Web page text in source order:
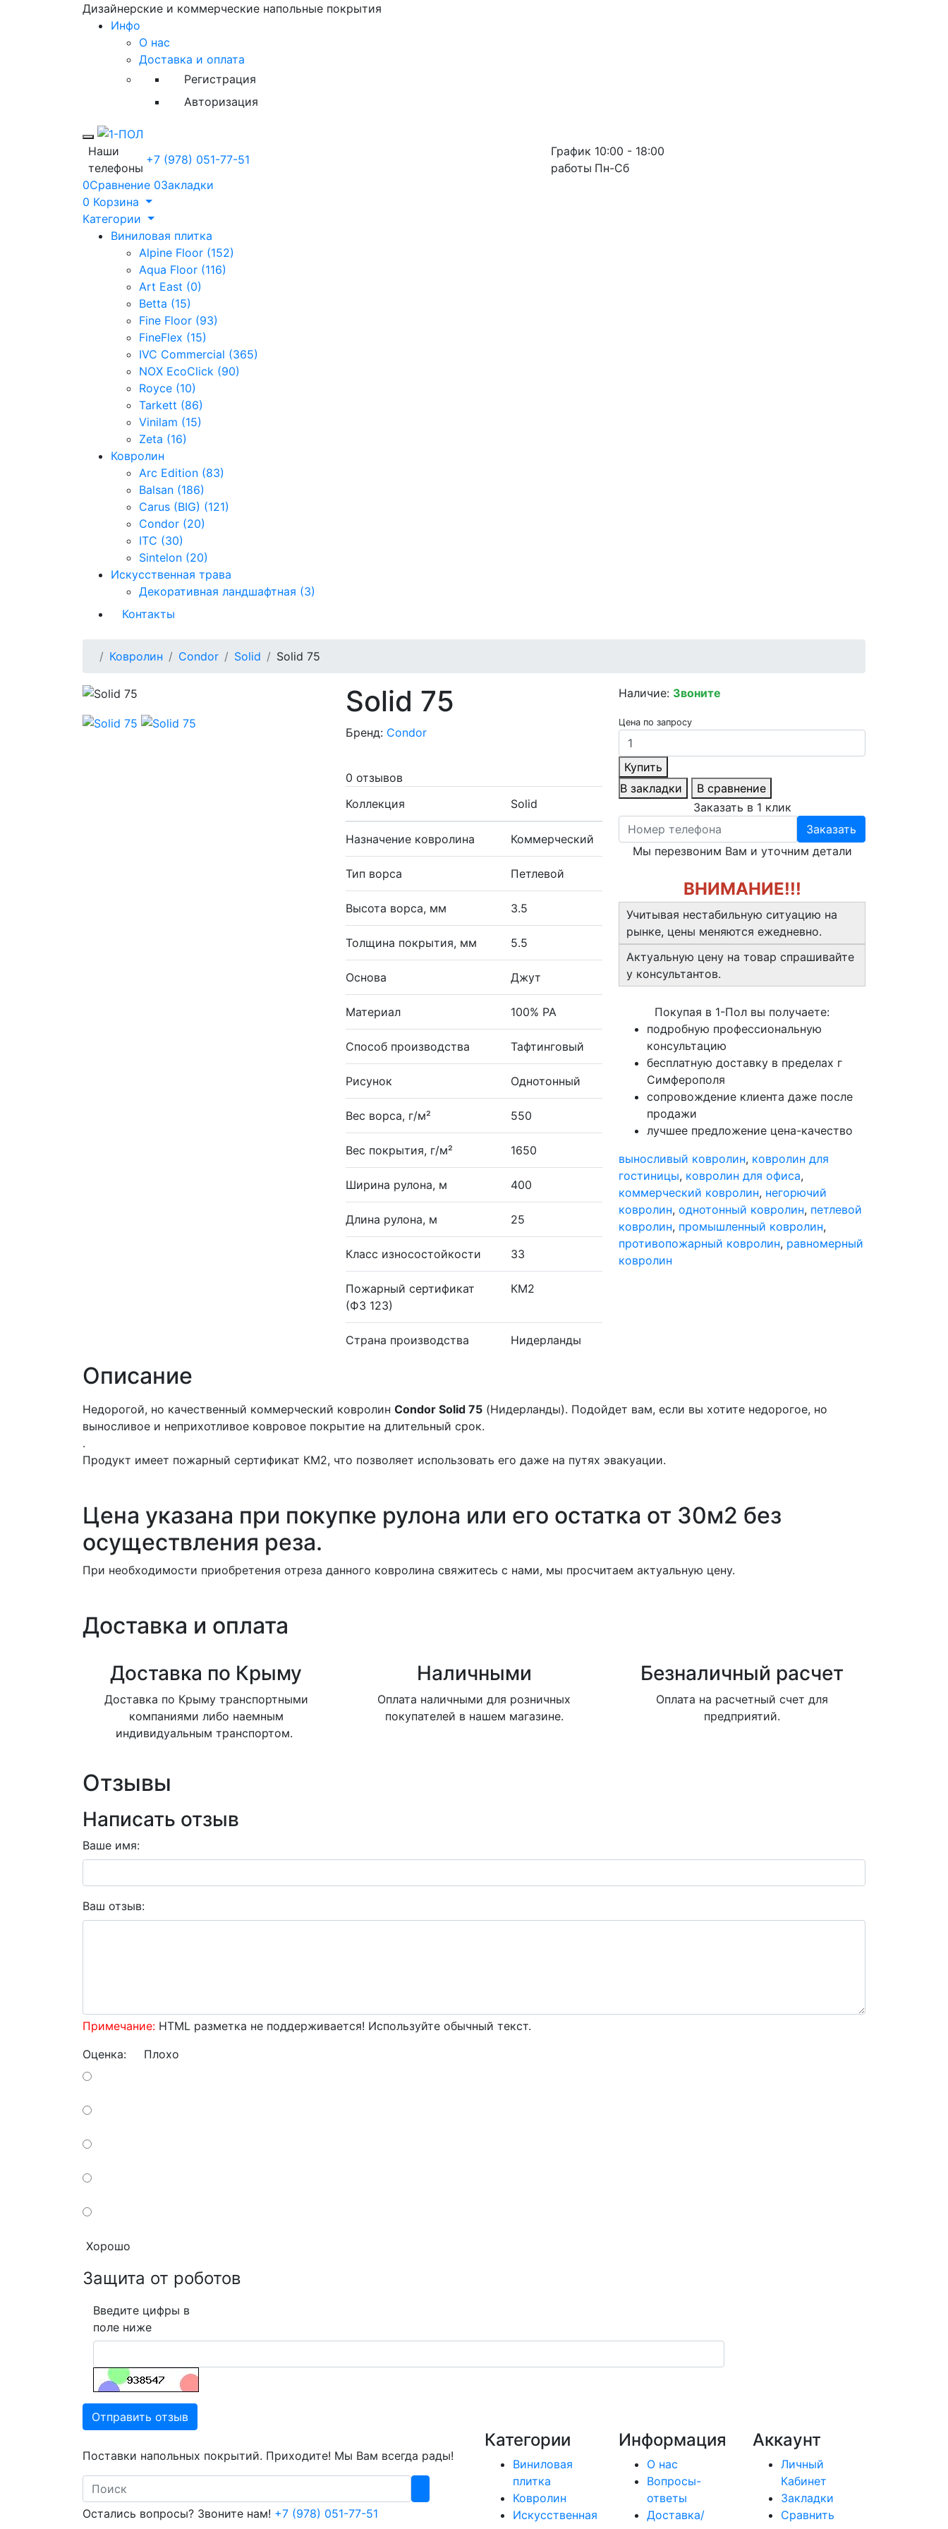
Дизайнерские и коммерческие напольные покрытия
Инфо
О нас
Доставка и оплата
Регистрация
Авторизация
Toggle mobile menu
Наши
телефоны
+7 (978) 051-77-51
График
работы
10:00 - 18:00
Пн-Сб
0Сравнение 0Закладки
0 Корзина
Категории
Виниловая плитка
Alpine Floor (152)
Aqua Floor (116)
Art East (0)
Betta (15)
Fine Floor (93)
FineFlex (15)
IVC Commercial (365)
NOX EcoClick (90)
Royce (10)
Tarkett (86)
Vinilam (15)
Zeta (16)
Ковролин
Arc Edition (83)
Balsan (186)
Carus (BIG) (121)
Condor (20)
ITC (30)
Sintelon (20)
Искусственная трава
Декоративная ландшафтная (3)
Контакты
Ковролин Condor Solid Solid 75
Solid 75
Бренд: Condor
0 отзывов
Коллекция
Solid
Назначение ковролина Коммерческий
Тип ворса Петлевой
Высота ворса, мм 3.5
Толщина покрытия, мм 5.5
Основа Джут
Материал 100% PA
Способ производства Тафтинговый
Рисунок Однотонный
Вес ворса, г/м² 550
Вес покрытия, г/м² 1650
Ширина рулона, м 400
Длина рулона, м 25
Класс износостойкости 33
Пожарный сертификат
(ФЗ 123)
КМ2
Страна производства Нидерланды
Наличие: Звоните
Цена по запросу
Купить
В закладки
В сравнение
Заказать в 1 клик
Заказать
Мы перезвоним Вам и уточним детали
ВНИМАНИЕ!!!
Учитывая нестабильную ситуацию на
рынке, цены меняются ежедневно.
Актуальную цену на товар спрашивайте
у консультантов.
Покупая в 1-Пол вы получаете:
подробную профессиональную
консультацию
бесплатную доставку в пределах г
Симферополя
сопровождение клиента даже после
продажи
лучшее предложение цена-качество
выносливый ковролин, ковролин для
гостиницы, ковролин для офиса,
коммерческий ковролин, негорючий
ковролин, однотонный ковролин, петлевой
ковролин, промышленный ковролин,
противопожарный ковролин, равномерный
ковролин
Описание
Недорогой, но качественный коммерческий ковролин Condor Solid 75 (Нидерланды). Подойдет вам, если вы хотите недорогое, но
выносливое и неприхотливое ковровое покрытие на длительный срок.
.
Продукт имеет пожарный сертификат КМ2, что позволяет использовать его даже на путях эвакуации.
Цена указана при покупке рулона или его остатка от 30м2 без
осуществления реза.
При необходимости приобретения отреза данного ковролина свяжитесь с нами, мы просчитаем актуальную цену.
Доставка и оплата
Доставка по Крыму
Доставка по Крыму транспортными
компаниями либо наемным
индивидуальным транспортом.
Наличными
Оплата наличными для розничных
покупателей в нашем магазине.
Безналичный расчет
Оплата на расчетный счет для
предприятий.
Отзывы
Написать отзыв
Ваше имя:
Ваш отзыв:
Примечание: HTML разметка не поддерживается! Используйте обычный текст.
Оценка: Плохо
Хорошо
Защита от роботов
Введите цифры в
поле ниже
Отправить отзыв
Поставки напольных покрытий. Приходите! Мы Вам всегда рады!
Search
Остались вопросы? Звоните нам! +7 (978) 051-77-51
Категории
Виниловая
плитка
Ковролин
Искусственная
Информация
О нас
Вопросы-
ответы
Доставка/
Аккаунт
Личный
Кабинет
Закладки
Сравнить